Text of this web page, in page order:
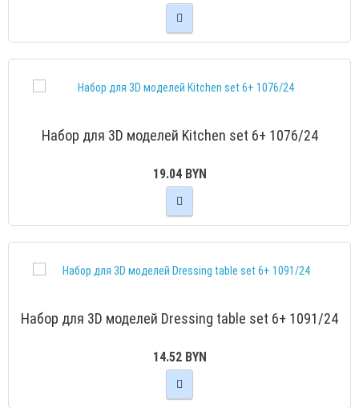
Набор для 3D моделей Kitchen set 6+ 1076/24
19.04 BYN
Набор для 3D моделей Dressing table set 6+ 1091/24
14.52 BYN